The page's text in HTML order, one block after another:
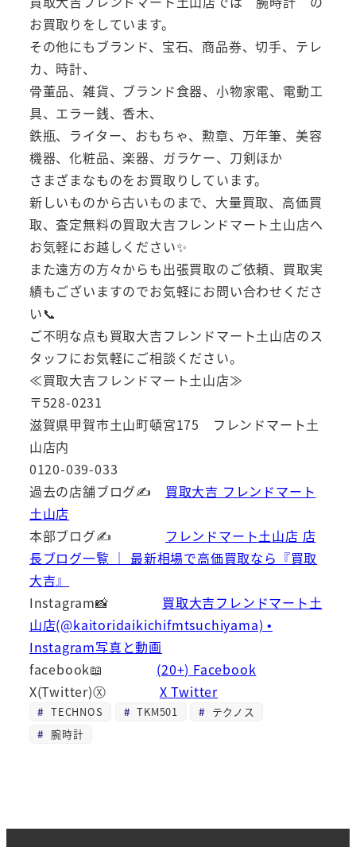
お買取りをしています。
その他にもブランド、宝石、商品券、切手、テレ
カ、時計、
骨董品、雑貨、ブランド食器、小物家電、電動工
具、エラー銭、香木、
鉄瓶、ライター、おもちゃ、勲章、万年筆、美容
機器、化粧品、楽器、ガラケー、刀剣ほか
さまざまなものをお買取りしています。
新しいものから古いものまで、大量買取、高価買
取、査定無料の買取大吉フレンドマート土山店へ
お気軽にお越しください✨
また遠方の方々からも出張買取のご依頼、買取実
績もございますのでお気軽にお問い合わせくださ
い📞
ご不明な点も買取大吉フレンドマート土山店のス
タッフにお気軽にご相談ください。
≪買取大吉フレンドマート土山店≫
〒528-0231
滋賀県甲賀市土山町頓宮175 フレンドマート土
山店内
0120-039-033
過去の店舗ブログ✍ 買取大吉 フレンドマート
土山店
本部ブログ✍ フレンドマート土山店 店
長ブログ一覧 ｜ 最新相場で高価買取なら『買取
大吉』
Instagram📸 買取大吉フレンドマート土
山店(@kaitoridaikichifmtsuchiyama) •
Instagram写真と動画
facebook📖 (20+) Facebook
X(Twitter)Ⓧ X Twitter
TECHNOS TKM501
テクノス
腕時計